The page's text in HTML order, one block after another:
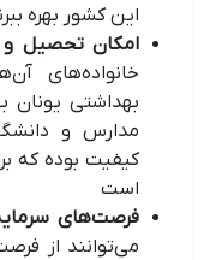
این کشور بهره
امکان تحصیل و
خانواده‌های
بهداشتی
مدارس و
کیفیت بوده که
است
فرصت‌های
می‌توانند از